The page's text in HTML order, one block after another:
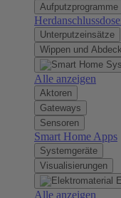
Aufputzprogramme
Unterputzeinsätze
Wippen und
Alle anzeigen
Aktoren
Gateways
Sensoren
Smart Home Apps
Systemgeräte
Visualisierungen
Alle anzeigen